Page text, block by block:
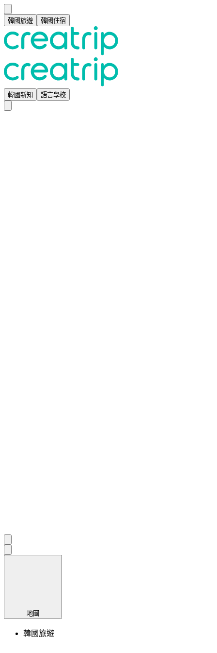
韓國旅遊 韓國住宿
韓國新知 語言學校
地圖
韓國旅遊